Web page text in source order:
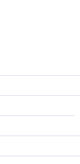
и
а также
волокон и
красителей и